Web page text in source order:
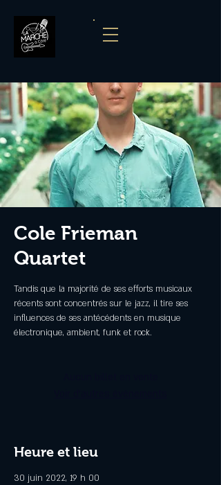
Cole Frieman
Quartet
Tandis que la majorité de ses efforts musicaux
récents sont concentrés sur le jazz, il tire ses
influences de ses antécédents en musique
électronique, ambient, funk et rock.
Heure et lieu
30 juin 2022, 19 h 00